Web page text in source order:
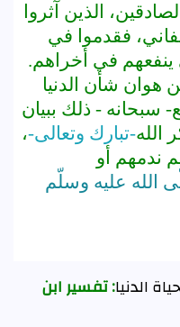
الذين آثروا
فقدموا في
ينفعهم في أخراهم.
هوان شأن الدنيا
- سبحانه - ذلك ببيان
الله-تبارك وتعالى-،
ندمهم أو
الله عليه وسلّم
الدنيا: تفسير ابن